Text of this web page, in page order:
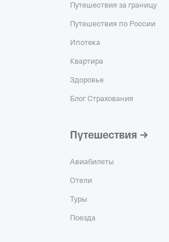
Путешествия за границу
Путешествия по России
Ипотека
Квартира
Здоровье
Блог Страхования
Путешествия
Авиабилеты
Отели
Туры
Поезда